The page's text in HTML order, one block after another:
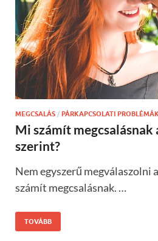
MEGCSALÁS / PÁRKAPCSOLATI
Mi számít megcsalásnak
szerint?
Nem egyszerű megválaszolni
számít megcsalásnak. …
TOVÁBB